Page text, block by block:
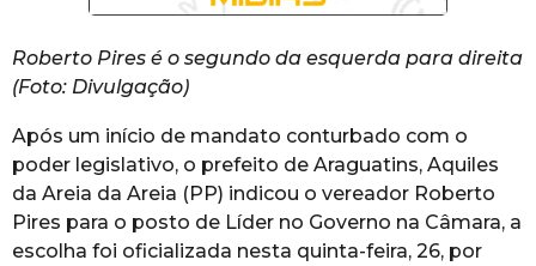
Roberto Pires é o segundo da esquerda para direita
(Foto: Divulgação)
Após um início de mandato conturbado com o
poder legislativo, o prefeito de Araguatins, Aquiles
da Areia da Areia (PP) indicou o vereador Roberto
Pires para o posto de Líder no Governo na Câmara, a
escolha foi oficializada nesta quinta-feira, 26, por